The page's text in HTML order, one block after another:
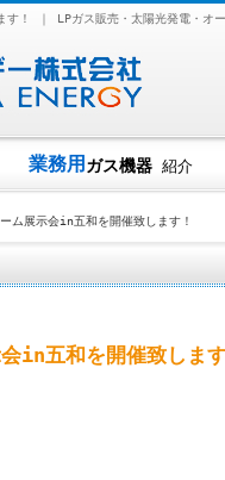
！ ｜ LPガス販売・太陽光発電・オ
業務用 ガス機器 紹介
展示会in五和を開催致します！
in五和を開催致します